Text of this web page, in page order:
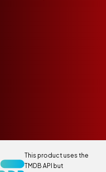
This product uses the
TMDB API but